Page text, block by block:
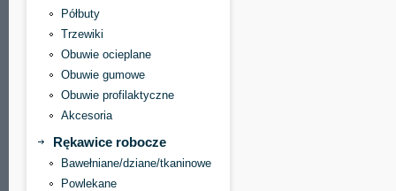
Półbuty
Trzewiki
Obuwie ocieplane
Obuwie gumowe
Obuwie profilaktyczne
Akcesoria
Rękawice robocze
Bawełniane/dziane/tkaninowe
Powlekane